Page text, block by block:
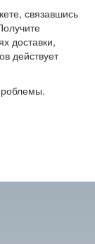
связавшись
доставки,
действует